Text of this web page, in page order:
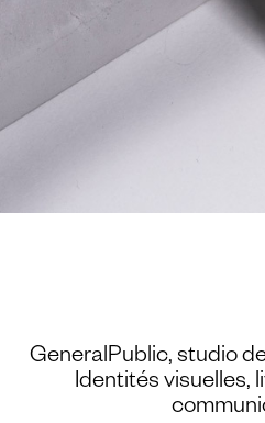
GeneralPublic, studio
Identités visuelles,